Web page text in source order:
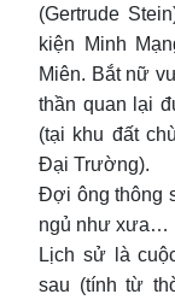
(Gertrude
kiện Minh
Miên. Bắt nữ
thần quan lại
(tại khu đất
Đại Trường).
Đợi ông thông
ngủ như xưa…
Lịch sử là
sau (tính từ